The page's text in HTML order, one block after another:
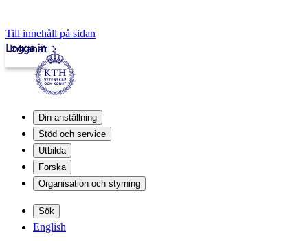
Till innehåll på sidan
Intranät
Logga in
Din anställning
Stöd och service
Utbilda
Forska
Organisation och styrning
Sök
English